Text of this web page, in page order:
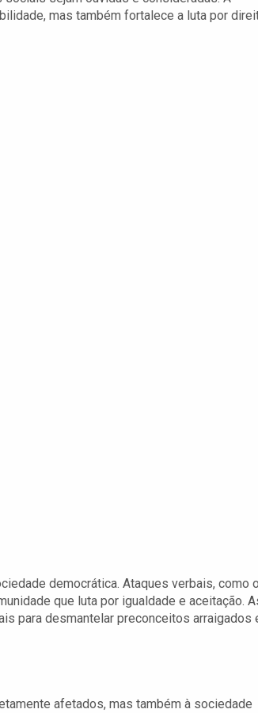
mas também fortalece a luta por
democrática. Ataques verbais, como
que luta por igualdade e aceitação.
para desmantelar preconceitos arraigados
afetados, mas também à sociedade